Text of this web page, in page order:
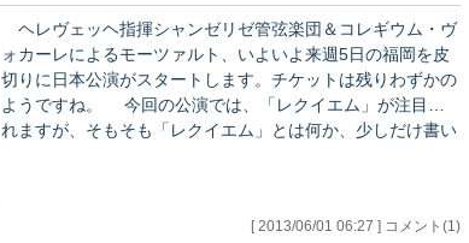
ヘレヴェッヘ指揮シャンゼリゼ管弦楽団＆コレギウム・ヴ
ォカーレによるモーツァルト、いよいよ来週5日の福岡を皮
切りに日本公演がスタートします。チケットは残りわずかの
ようですね。 今回の公演では、「レクイエム」が注目さ
れますが、そもそも「レクイエム」とは何か、少しだけ書い
があります。本来「レクイエム」とは、カトリック教会の死
[ 2013/06/01 06:27 ] コメント(1)